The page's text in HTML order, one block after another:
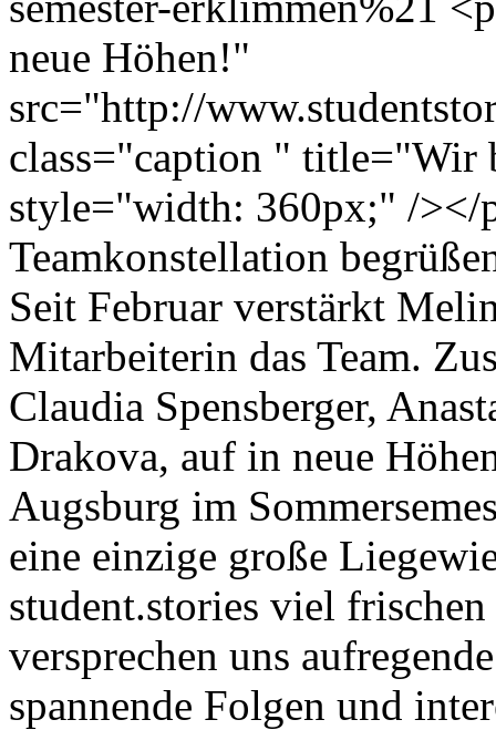
neue Höhen!"
src="http://
class="caption " title="Wir
style="width: 360px;" /></
Teamkonstellation
Seit Februar verstärkt
Mitarbeiterin das Team.
Claudia Spensberger,
Drakova, auf in neue
Augsburg im
eine einzige große
student.stories viel
versprechen uns
spannende Folgen und